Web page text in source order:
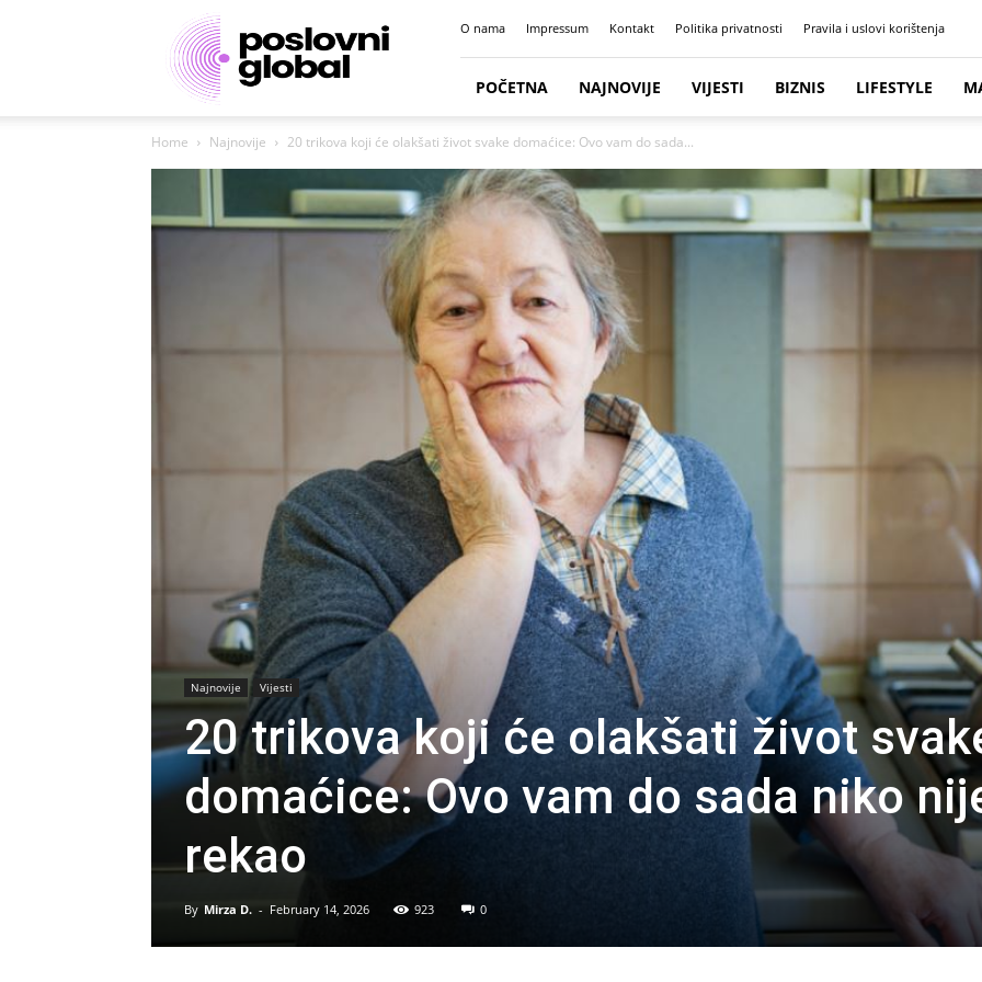
Poslovni
portal
O nama Impressum Kontakt Politika privatnosti Pravila i uslovi korištenja
POČETNA NAJNOVIJE VIJESTI BIZNIS LIFESTYLE
Home Najnovije 20 trikova koji će olakšati život svake domaćice: Ovo vam do sada...
Najnovije Vijesti
20 trikova koji će olakšati život
domaćice: Ovo vam do sada niko
rekao
By Mirza D. - February 14, 2026 923 0